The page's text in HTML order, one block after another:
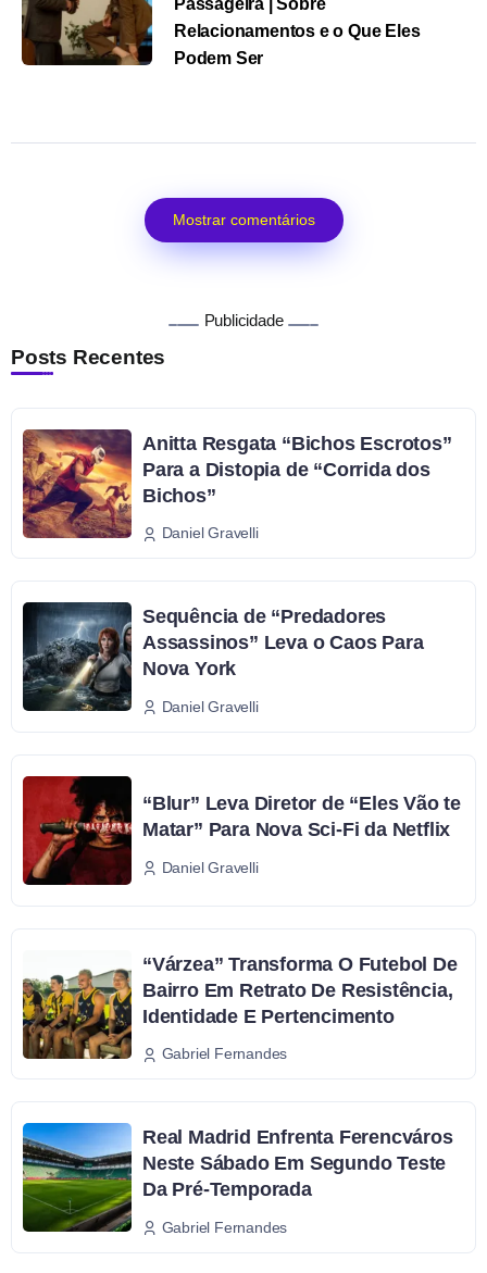
Relacionamentos e o Que Eles
Podem Ser
Mostrar comentários
Publicidade
Posts Recentes
Anitta Resgata “Bichos Escrotos”
Para a Distopia de “Corrida dos
Bichos”
Daniel Gravelli
Sequência de “Predadores
Assassinos” Leva o Caos Para
Nova York
Daniel Gravelli
“Blur” Leva Diretor de “Eles Vão te
Matar” Para Nova Sci-Fi da Netflix
Daniel Gravelli
“Várzea” Transforma O Futebol De
Bairro Em Retrato De Resistência,
Identidade E Pertencimento
Gabriel Fernandes
Real Madrid Enfrenta Ferencváros
Neste Sábado Em Segundo Teste
Da Pré-Temporada
Gabriel Fernandes